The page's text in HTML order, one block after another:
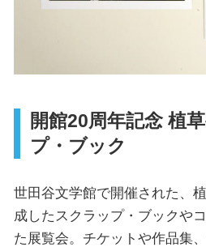
開館20周年記念 植
プ・ブック
世田谷文学館で開催された、
成したスクラップ・ブックや
た展覧会。チケットや作品集